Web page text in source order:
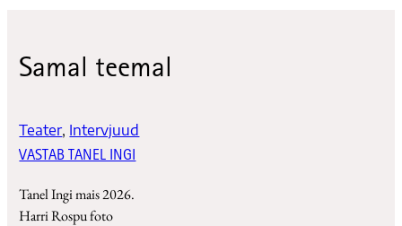
Samal teemal
Teater, Intervjuud
VASTAB TANEL INGI
Tanel Ingi mais 2026.
Harri Rospu foto